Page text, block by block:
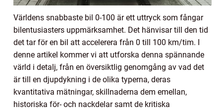
Världens snabbaste bil 0-100 är ett uttryck som fångar
bilentusiasters uppmärksamhet. Det hänvisar till den tid
det tar för en bil att accelerera från 0 till 100 km/tim. I
denne artikel kommer vi att utforska denna spännande
värld i detalj, från en översiktlig genomgång av vad det
är till en djupdykning i de olika typerna, deras
kvantitativa mätningar, skillnaderna dem emellan,
historiska för- och nackdelar samt de kritiska